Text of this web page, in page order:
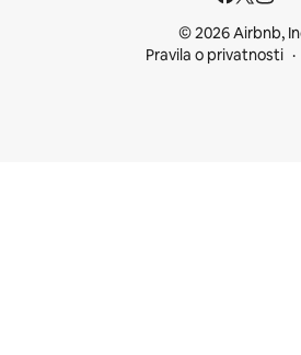
© 2026 Airbnb,
Pravila o privatnosti